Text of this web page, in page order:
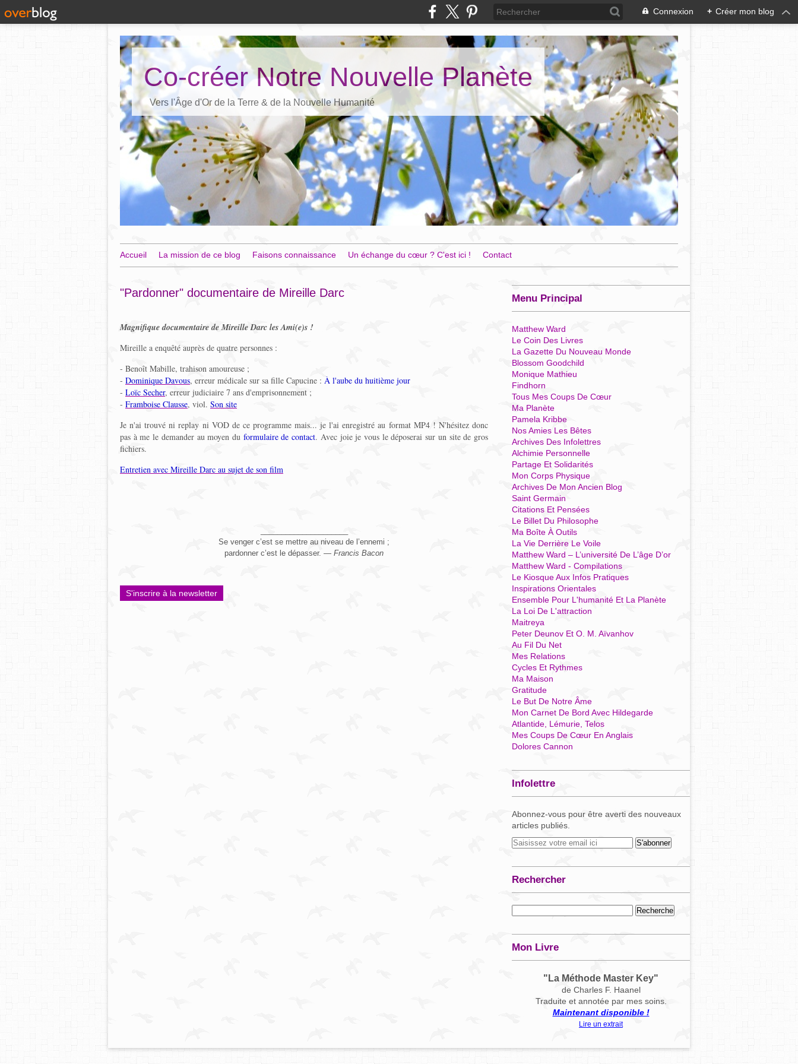
Connexion + Créer mon blog
Co-créer Notre Nouvelle Planète
Vers l'Âge d'Or de la Terre & de la Nouvelle Humanité
Accueil La mission de ce blog Faisons connaissance Un échange du cœur ? C'est ici ! Contact
"Pardonner" documentaire de Mireille Darc
Magnifique documentaire de Mireille Darc les Ami(e)s !
Mireille a enquêté auprès de quatre personnes :
- Benoît Mabille, trahison amoureuse ;
- Dominique Davous, erreur médicale sur sa fille Capucine : À l'aube du huitième jour
- Loïc Secher, erreur judiciaire 7 ans d'emprisonnement ;
- Framboise Clausse, viol. Son site
Je n'ai trouvé ni replay ni VOD de ce programme mais... je l'ai enregistré au format MP4 ! N'hésitez donc
pas à me le demander au moyen du formulaire de contact. Avec joie je vous le déposerai sur un site de gros
fichiers.
Entretien avec Mireille Darc au sujet de son film
Se venger c’est se mettre au niveau de l’ennemi ;
pardonner c’est le dépasser. — Francis Bacon
S'inscrire à la newsletter
Menu Principal
Matthew Ward
Le Coin Des Livres
La Gazette Du Nouveau Monde
Blossom Goodchild
Monique Mathieu
Findhorn
Tous Mes Coups De Cœur
Ma Planète
Pamela Kribbe
Nos Amies Les Bêtes
Archives Des Infolettres
Alchimie Personnelle
Partage Et Solidarités
Mon Corps Physique
Archives De Mon Ancien Blog
Saint Germain
Citations Et Pensées
Le Billet Du Philosophe
Ma Boîte À Outils
La Vie Derrière Le Voile
Matthew Ward – L’université De L’âge D’or
Matthew Ward - Compilations
Le Kiosque Aux Infos Pratiques
Inspirations Orientales
Ensemble Pour L'humanité Et La Planète
La Loi De L'attraction
Maitreya
Peter Deunov Et O. M. Aïvanhov
Au Fil Du Net
Mes Relations
Cycles Et Rythmes
Ma Maison
Gratitude
Le But De Notre Âme
Mon Carnet De Bord Avec Hildegarde
Atlantide, Lémurie, Telos
Mes Coups De Cœur En Anglais
Dolores Cannon
Infolettre
Abonnez-vous pour être averti des nouveaux
articles publiés.
Rechercher
Mon Livre
"La Méthode Master Key"
de Charles F. Haanel
Traduite et annotée par mes soins.
Maintenant disponible !
Lire un extrait